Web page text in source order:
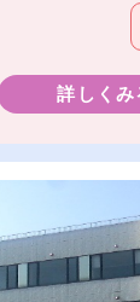
詳しくみ